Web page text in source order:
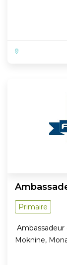
Primaire
Moknine,